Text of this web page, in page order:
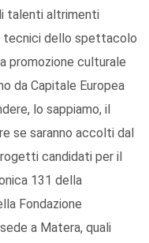
talenti altrimenti
tecnici dello spettacolo
promozione culturale
da Capitale Europea
lo sappiamo, il
se saranno accolti dal
candidati per il
131 della
Fondazione
a Matera, quali